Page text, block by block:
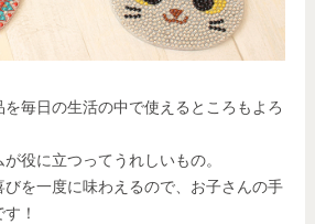
毎日の生活の中で使えるところもよろ
役に立つってうれしいもの。
を一度に味わえるので、お子さんの手
！